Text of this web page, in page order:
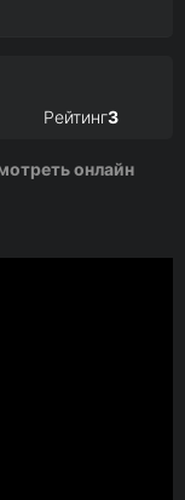
Рейтинг3
онлайн